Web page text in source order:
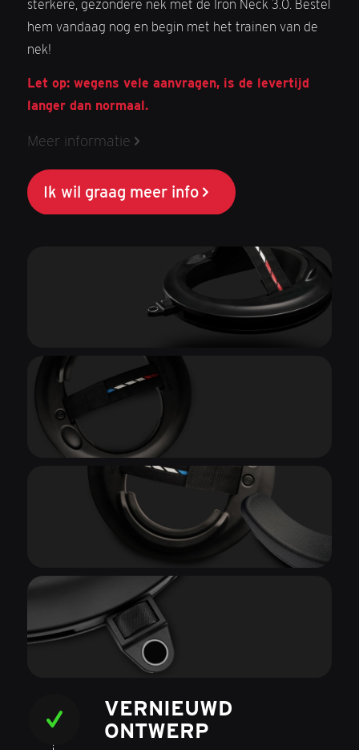
sterkere, gezondere nek met de Iron Neck 3.0. Bestel
hem vandaag nog en begin met het trainen van de
nek!
Let op: wegens vele aanvragen, is de levertijd
langer dan normaal.
Meer informatie
Ik wil graag meer info
VERNIEUWD
ONTWERP